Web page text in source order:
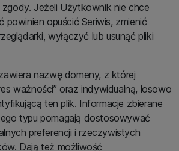
Jeżeli Użytkownik nie chce
opuścić Seriwis, zmienić
wyłączyć lub usunąć pliki
nazwę domeny, z której
ważności” oraz indywidualną, losowo
ten plik. Informacje zbierane
typu pomagają dostosowywać
preferencji i rzeczywistych
Dają też możliwość